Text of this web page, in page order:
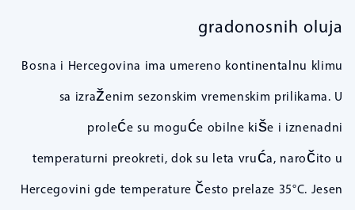
gradonosnih oluja
Bosna i Hercegovina ima umereno kontinentalnu klimu
sa izraženim sezonskim vremenskim prilikama. U
proleće su moguće obilne kiše i iznenadni
temperaturni preokreti, dok su leta vruća, naročito u
Hercegovini gde temperature često prelaze 35°C. Jesen